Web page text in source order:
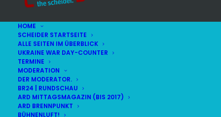
HOME
SCHEIDER STARTSEITE
ALLE SEITEN IM ÜBERBLICK
UKRAINE WAR DAY-COUNTER
TERMINE
MODERATION
DER MODERATOR.
BR24 | RUNDSCHAU
ARD MITTAGSMAGAZIN (BIS 2017)
ARD BRENNPUNKT
BÜHNENLUFT!
Stars